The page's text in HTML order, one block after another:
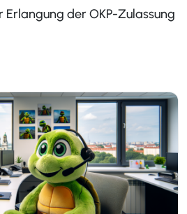
Erlangung der OKP-Zulassung